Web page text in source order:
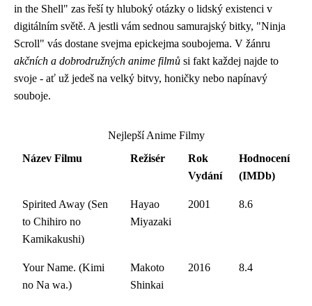
in the Shell" zas řeší ty hluboký otázky o lidský existenci v
digitálním světě. A jestli vám sednou samurajský bitky, "Ninja
Scroll" vás dostane svejma epickejma soubojema. V žánru
akčních a dobrodružných anime filmů si fakt každej najde to
svoje - ať už jedeš na velký bitvy, honičky nebo napínavý
souboje.
Nejlepší Anime Filmy
Název Filmu
Režisér
Rok
Vydání
Hodnocení
(IMDb)
Spirited Away (Sen
to Chihiro no
Kamikakushi)
Hayao
Miyazaki
2001 8.6
Your Name. (Kimi
no Na wa.)
Makoto
Shinkai
2016 8.4